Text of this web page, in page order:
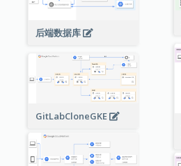
后端数据库
GitLabCloneGKE